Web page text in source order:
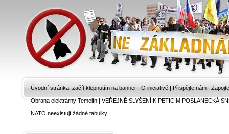
Úvodní stránka, začít klepnutím na banner | O iniciativě | Přispějte nám |
Obrana elektrárny Temelín|VEŘEJNÉ SLYŠENÍ K PETICÍM POSLANECKÁ
NATO neexistují žádné tabulky.